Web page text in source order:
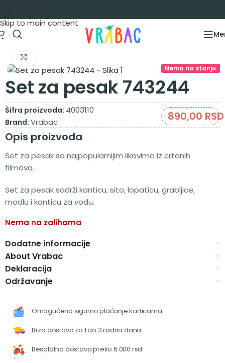
Skip to main content
Plažni program
Nema na stanju
Set za pesak 743244
Šifra proizvoda: 4003110
Brand: Vrabac 890,00 RSD
Opis proizvoda
Set za pesak sa najpopularnijim likovima iz crtanih
filmova.
Set za pesak sadrži kanticu, sito, lopaticu, grabljice,
modlu i kanticu za vodu.
Nema na zalihama
Dodatne informacije
About Vrabac
Deklaracija
Održavanje
Omogućeno sigurno plaćanje karticama
Brza dostava za 1 do 3 radna dana
Besplatna dostava preko 6.000 rsd